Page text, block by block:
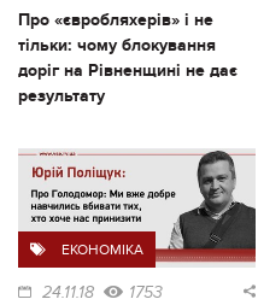
Про «євробляхерів» і не
тільки: чому блокування
доріг на Рівненщині не дає
результату
ЕКОНОМІКА
24.11.18 1753